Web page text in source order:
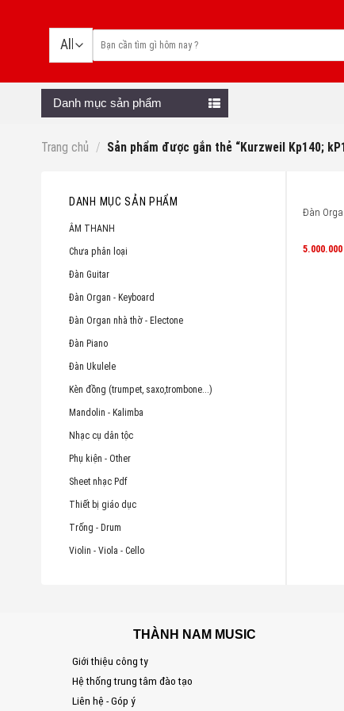
Danh mục sản phẩm
Trang chủ / Sản phẩm được gắn thẻ “Kurzweil Kp140;
DANH MỤC SẢN PHẨM
ÂM THANH
Chưa phân loại
Đàn Guitar
Đàn Organ - Keyboard
Đàn Organ nhà thờ - Electone
Đàn Piano
Đàn Ukulele
Kèn đồng (trumpet, saxo,trombone...)
Mandolin - Kalimba
Nhạc cụ dân tộc
Phụ kiện - Other
Sheet nhạc Pdf
Thiết bị giáo dục
Trống - Drum
Violin - Viola - Cello
Đàn
5.000.000
THÀNH NAM MUSIC
Giới thiệu công ty
Hệ thống trung tâm đào tạo
Liên hệ - Góp ý